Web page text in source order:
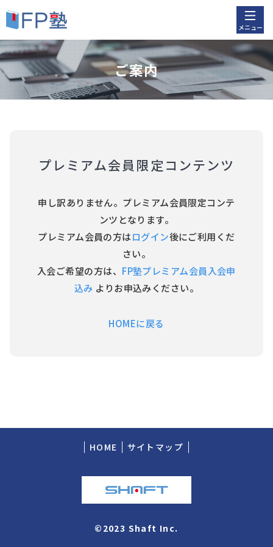
メニュー
ご案内
プレミアム会員限定コンテンツ
申し訳ありません。プレミアム会員限定コンテ
ンツとなります。
プレミアム会員の方はログイン後にご利用くだ
さい。
入会ご希望の方は、 FP塾プレミアム会員入会申
込み よりお申込みください。
HOMEに戻る
HOME サイトマップ
©2023 Shaft Inc.